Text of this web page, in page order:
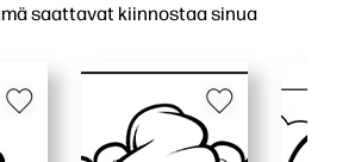
saattavat kiinnostaa sinua